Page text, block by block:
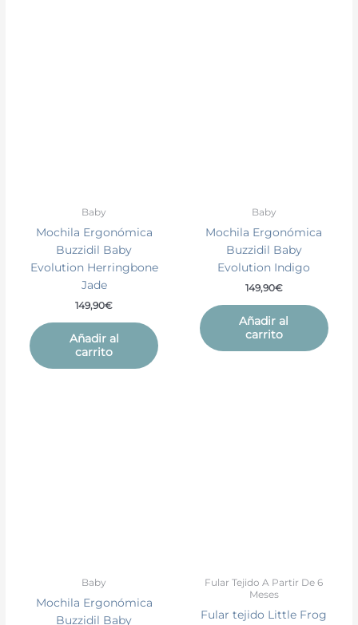
Baby
Mochila Ergonómica
Buzzidil Baby
Evolution Herringbone
Jade
149,90€
Añadir al
carrito
Baby
Mochila Ergonómica
Buzzidil Baby
Evolution Indigo
149,90€
Añadir al
carrito
Baby
Mochila Ergonómica
Buzzidil Baby
Fular Tejido A Partir De 6
Meses
Fular tejido Little Frog